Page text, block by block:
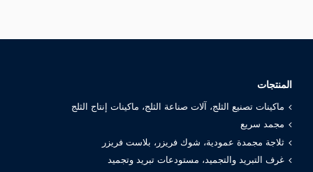
المنتجات
ماكينات تصنيع الثلج، آلات صناعة الثلج، ماكينات إنتاج الثلج
مجمد سريع
ثلاجة مجمدة عمودية، شوك فريزر، بلاست فريزر
غرف التبريد والتجميد، مستودعات تبريد وتجميد